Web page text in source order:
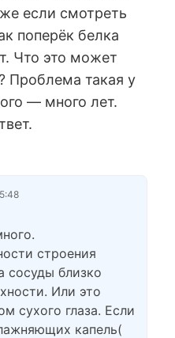
если смотреть
поперёк белка
Что это может
Проблема такая у
— много лет.
строения
сосуды близко
Или это
сухого глаза. Если
капель(